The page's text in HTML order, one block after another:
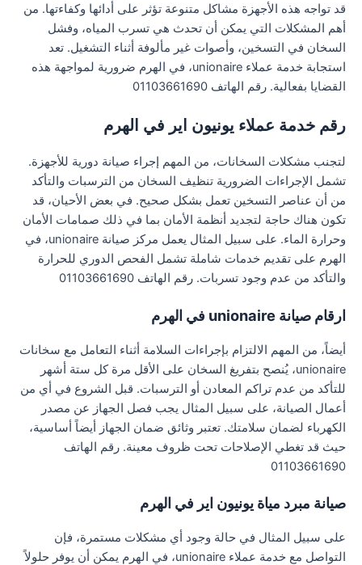
قد تواجه هذه الأجهزة مشاكل متنوعة تؤثر على أدائها وكفاءتها. من
أهم المشكلات التي يمكن أن تحدث هي تسرب المياه، وفشل
السخان في التسخين، وأصوات غير مألوفة أثناء التشغيل. تعد
استجابة خدمة عملاء unionaire، في الهرم ضرورية لمواجهة هذه
القضايا بفعالية. رقم الهاتف 01103661690
رقم خدمة عملاء يونيون اير في الهرم
لتجنب مشكلات السخانات، من المهم إجراء صيانة دورية للأجهزة.
تشمل الإجراءات الضرورية تنظيف السخان من الترسبات والتأكد
من أن عناصر التسخين تعمل بشكل صحيح. في بعض الأحيان، قد
تكون هناك حاجة لتجديد أنظمة الأمان بما في ذلك صمامات الأمان
وحرارة الماء. على سبيل المثال يعمل مركز صيانة unionaire، في
الهرم على تقديم خدمات شاملة تشمل الفحص الدوري للحرارة
والتأكد من عدم وجود تسربات. رقم الهاتف 01103661690
ارقام صيانة unionaire في الهرم
أيضاً، من المهم الالتزام بإجراءات السلامة أثناء التعامل مع سخانات
unionaire، يُنصح بتفريغ السخان على الأقل مرة كل ستة أشهر
للتأكد من عدم تراكم المعادن أو الترسبات. قبل الشروع في أي من
أعمال الصيانة، على سبيل المثال يجب فصل الجهاز عن مصدر
الكهرباء لضمان سلامتك. تعتبر وثائق ضمان الجهاز أيضاً أساسية،
حيث قد تغطي الإصلاحات تحت ظروف معينة. رقم الهاتف
01103661690
صيانة مبرد مياة يونيون اير في الهرم
على سبيل المثال في حالة وجود أي مشكلات مستمرة، فإن
التواصل مع خدمة عملاء unionaire، في الهرم يمكن أن يوفر حلولاً